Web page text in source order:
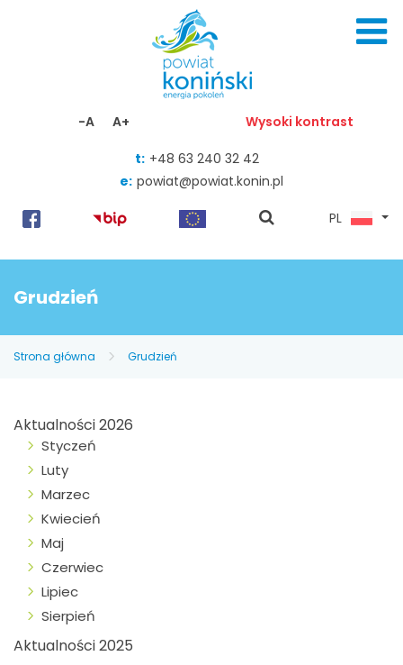
-A A+ Wysoki kontrast
t: +48 63 240 32 42
e: powiat@powiat.konin.pl
pokaż
PL
Grudzień
Strona główna Grudzień
Aktualności 2026
Styczeń
Luty
Marzec
Kwiecień
Maj
Czerwiec
Lipiec
Sierpień
Aktualności 2025